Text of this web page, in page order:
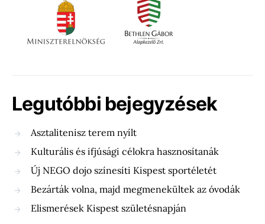
Legutóbbi bejegyzések
Asztalitenisz terem nyílt
Kulturális és ifjúsági célokra hasznosítanák
Új NEGO dojo színesíti Kispest sportéletét
Bezárták volna, majd megmenekültek az óvodák
Elismerések Kispest születésnapján